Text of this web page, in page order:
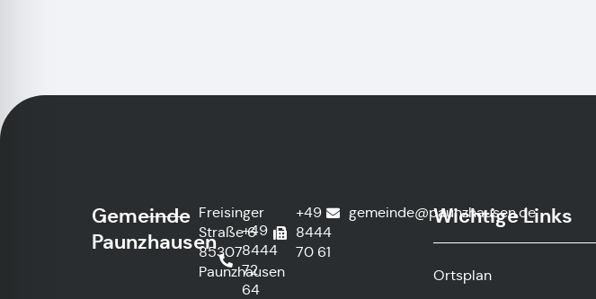
Gemeinde
Paunzhausen
Freisinger
Straße 6
85307
Paunzhausen
+49
8444
72
64
+49
8444
70 61
gemeinde@paunzhausen.de
Wichtige Links
Ortsplan